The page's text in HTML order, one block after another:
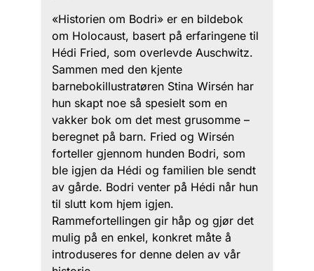
«Historien om Bodri» er en bildebok
om Holocaust, basert på erfaringene til
Hédi Fried, som overlevde Auschwitz.
Sammen med den kjente
barnebokillustratøren Stina Wirsén har
hun skapt noe så spesielt som en
vakker bok om det mest grusomme –
beregnet på barn. Fried og Wirsén
forteller gjennom hunden Bodri, som
ble igjen da Hédi og familien ble sendt
av gårde. Bodri venter på Hédi når hun
til slutt kom hjem igjen.
Rammefortellingen gir håp og gjør det
mulig på en enkel, konkret måte å
introduseres for denne delen av vår